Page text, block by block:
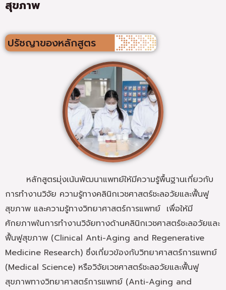
สุขภาพ
ปรัชญาของหลักสูตร
หลักสูตรมุ่งเน้นพัฒนาแพทย์ให้มีความรู้พื้นฐานเกี่ยวกับ
การทำงานวิจัย ความรู้ทางคลินิกเวชศาสตร์ชะลอวัยและฟื้นฟู
สุขภาพ และความรู้ทางวิทยาศาสตร์การแพทย์ เพื่อให้มี
ศักยภาพในการทำงานวิจัยทางด้านคลินิกเวชศาสตร์ชะลอวัยและ
ฟื้นฟูสุขภาพ (Clinical Anti-Aging and Regenerative
Medicine Research) ซึ่งเกี่ยวข้องกับวิทยาศาสตร์การแพทย์
(Medical Science) หรือวิจัยเวชศาสตร์ชะลอวัยและฟื้นฟู
สุขภาพทางวิทยาศาสตร์การแพทย์ (Anti-Aging and